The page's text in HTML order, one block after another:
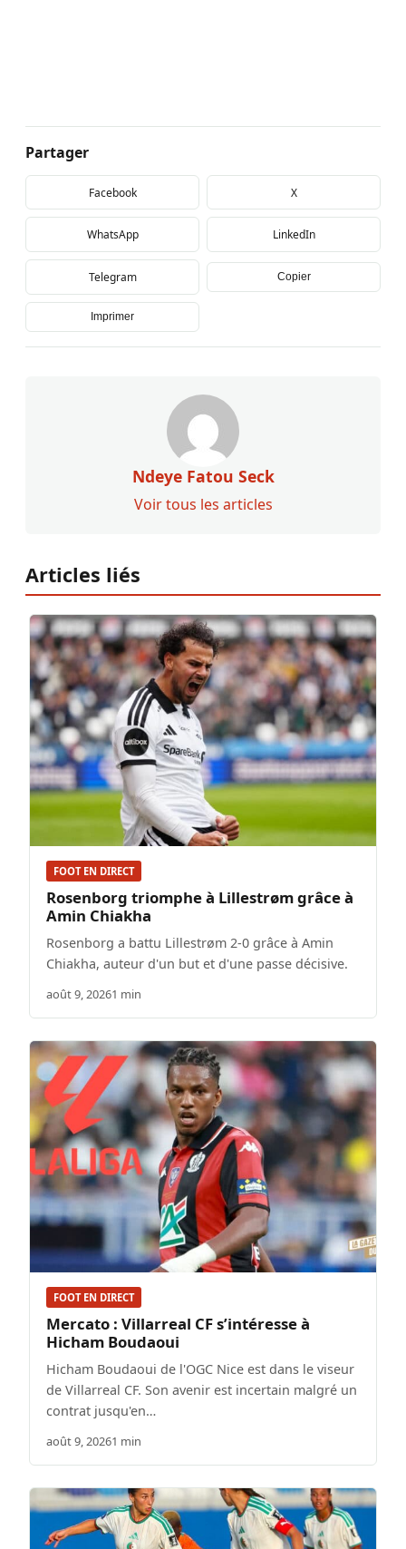
Partager
Facebook X
WhatsApp LinkedIn
Telegram Copier
Imprimer
Ndeye Fatou Seck
Voir tous les articles
Articles liés
FOOT EN DIRECT
Rosenborg triomphe à Lillestrøm grâce à
Amin Chiakha
Rosenborg a battu Lillestrøm 2-0 grâce à Amin
Chiakha, auteur d'un but et d'une passe décisive.
août 9, 20261 min
FOOT EN DIRECT
Mercato : Villarreal CF s’intéresse à
Hicham Boudaoui
Hicham Boudaoui de l'OGC Nice est dans le viseur
de Villarreal CF. Son avenir est incertain malgré un
contrat jusqu'en…
août 9, 20261 min